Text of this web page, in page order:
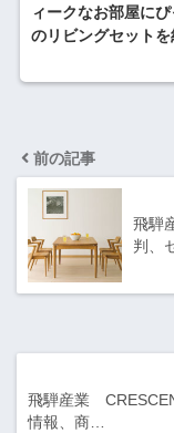
ィークなお部屋に
のリビングセットを
前の記事
飛騨
判、
飛騨産業
情報、商…